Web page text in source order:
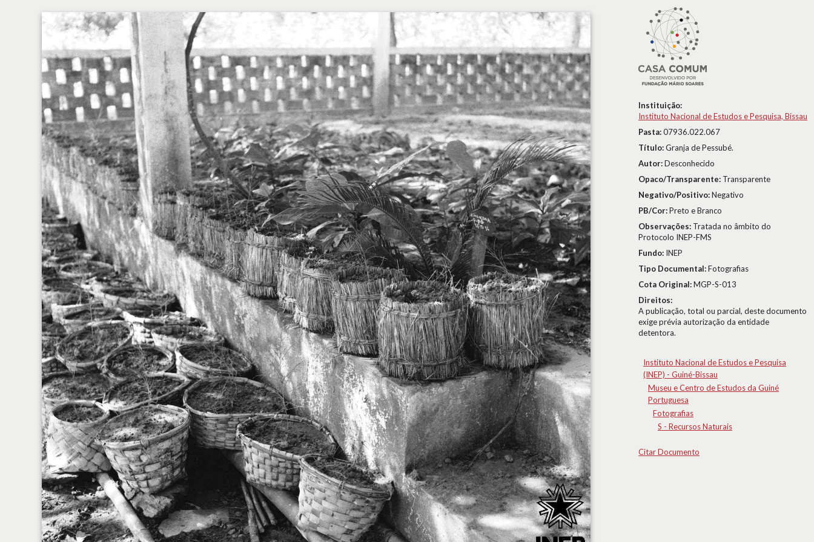
Instituição:
Instituto Nacional de Estudos e Pesquisa, Bissau
Pasta:07936.022.067
Título:Granja de Pessubé.
Autor:Desconhecido
Opaco/Transparente: Transparente
Negativo/Positivo:Negativo
PB/Cor:Preto e Branco
Observações: Tratada no âmbito do
Protocolo INEP-FMS
Fundo: INEP
Tipo Documental:Fotografias
Cota Original:MGP-S-013
Direitos:
A publicação, total ou parcial, deste documento
exige prévia autorização da entidade
detentora.
Instituto Nacional de Estudos e Pesquisa
(INEP) - Guiné-Bissau
Museu e Centro de Estudos da Guiné
Portuguesa
Fotografias
S - Recursos Naturais
Citar Documento